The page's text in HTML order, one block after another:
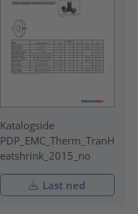
Katalogside
PDP_EMC_Therm_TranH
eatshrink_2015_no
Last ned